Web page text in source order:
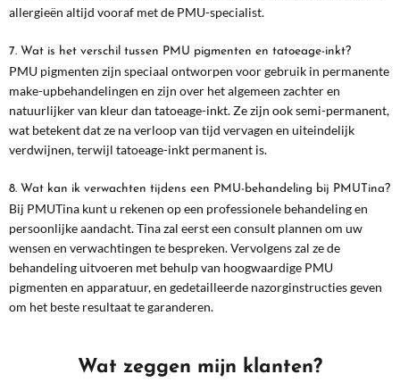
allergieën altijd vooraf met de PMU-specialist.
7. Wat is het verschil tussen PMU pigmenten en tatoeage-inkt?
PMU pigmenten zijn speciaal ontworpen voor gebruik in permanente
make-upbehandelingen en zijn over het algemeen zachter en
natuurlijker van kleur dan tatoeage-inkt. Ze zijn ook semi-permanent,
wat betekent dat ze na verloop van tijd vervagen en uiteindelijk
verdwijnen, terwijl tatoeage-inkt permanent is.
8. Wat kan ik verwachten tijdens een PMU-behandeling bij PMUTina?
Bij PMUTina kunt u rekenen op een professionele behandeling en
persoonlijke aandacht. Tina zal eerst een consult plannen om uw
wensen en verwachtingen te bespreken. Vervolgens zal ze de
behandeling uitvoeren met behulp van hoogwaardige PMU
pigmenten en apparatuur, en gedetailleerde nazorginstructies geven
om het beste resultaat te garanderen.
Wat zeggen mijn klanten?